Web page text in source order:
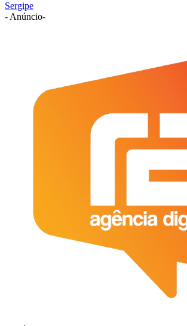
Sergipe
- Anúncio-